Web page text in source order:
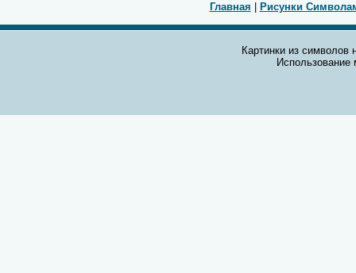
Главная Рисунки
Картинки из символов
Использование